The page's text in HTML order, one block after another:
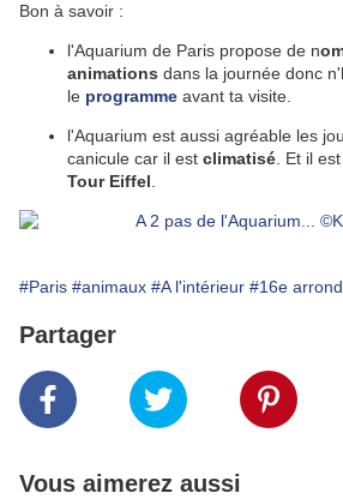
Bon à savoir :
l'Aquarium de Paris propose de n
animations dans la journée donc
le programme avant ta visite.
l'Aquarium est aussi agréable les
canicule car il est climatisé . Et il
Tour Eiffel
#Paris #animaux #A l'intérieur #16e
Partager
Vous aimerez aussi